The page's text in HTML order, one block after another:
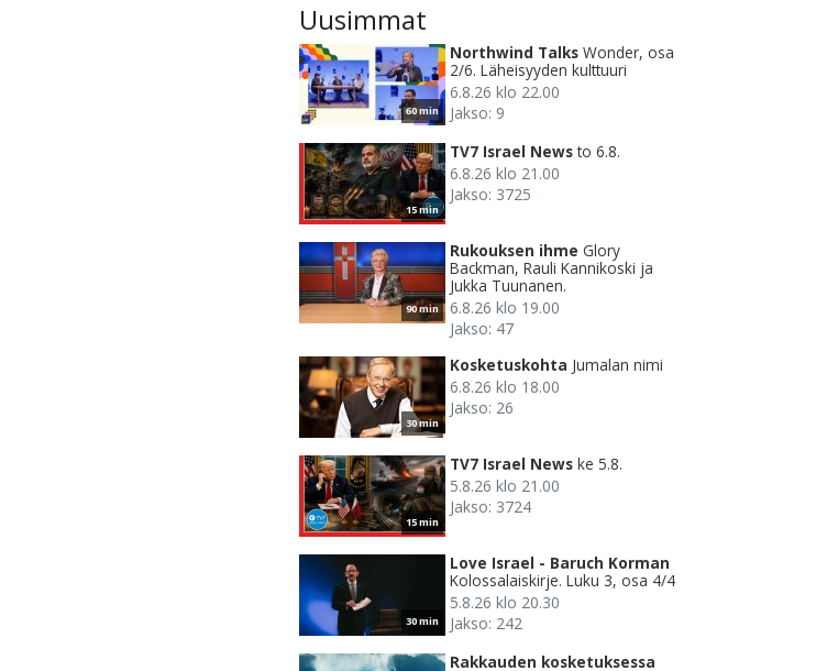
Uusimmat
60 min
Northwind Talks Wonder, osa
2/6. Läheisyyden kulttuuri
6.8.26 klo 22.00
Jakso: 9
15 min
TV7 Israel News to 6.8.
6.8.26 klo 21.00
Jakso: 3725
90 min
Rukouksen ihme Glory
Backman, Rauli Kannikoski ja
Jukka Tuunanen.
6.8.26 klo 19.00
Jakso: 47
30 min
Kosketuskohta Jumalan nimi
6.8.26 klo 18.00
Jakso: 26
15 min
TV7 Israel News ke 5.8.
5.8.26 klo 21.00
Jakso: 3724
30 min
Love Israel - Baruch Korman
Kolossalaiskirje. Luku 3, osa 4/4
5.8.26 klo 20.30
Jakso: 242
Rakkauden kosketuksessa